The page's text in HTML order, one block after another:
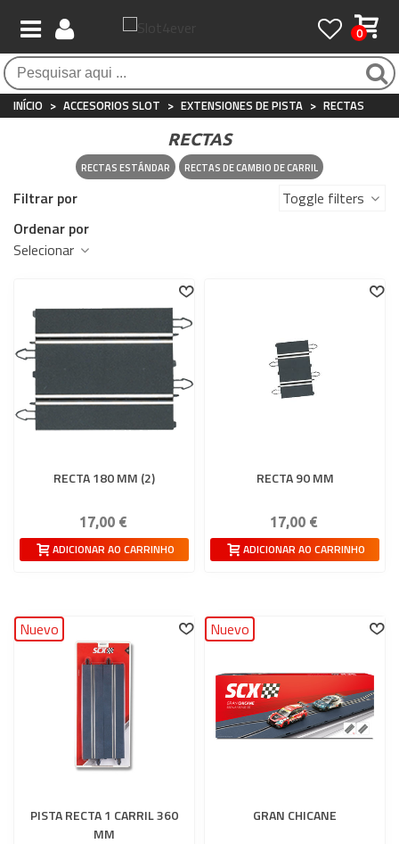
0
Atendimento ao Cliente
Whatsapp+34 697 854 500
Frete grátis / 24 horas
Para compras acima de €90
Pagamento 100% seguro
Compras seguras com SSL o tempo todo
INÍCIO > ACCESORIOS SLOT > EXTENSIONES DE PISTA > RECTAS
RECTAS
RECTAS ESTÁNDAR RECTAS DE CAMBIO DE CARRIL
Filtrar por
Toggle filters
Ordenar por
Selecionar
RECTA 180 MM (2)
17,00 €
ADICIONAR AO CARRINHO
RECTA 90 MM
17,00 €
ADICIONAR AO CARRINHO
Nuevo
PISTA RECTA 1 CARRIL 360
MM
Nuevo
GRAN CHICANE